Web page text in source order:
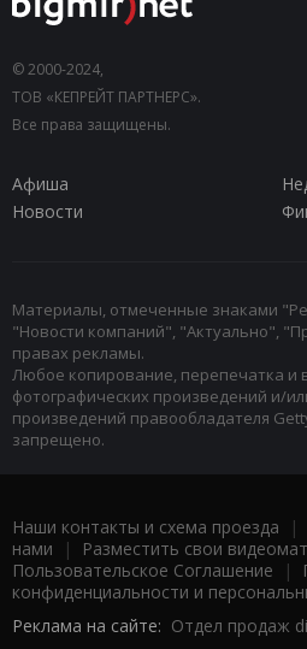
© 2000-2024,
ТОВ «КЕПРЕЙТ ПАРТНЕРС».
Все права защищены.
Афиша
Новости
Материалы, отмеченные знаками
"Новости компаний", "Актуально",
правах рекламы.
Любое копирование, перепечатка и
фотографических произведений и/
произведений правообладателя
запрещено.
Наши контакты и схема проезда |
нами | Разместить свои
Пользовательское Соглашение |
конфиденциальности и
Реклама на сайте: Отдел продаж